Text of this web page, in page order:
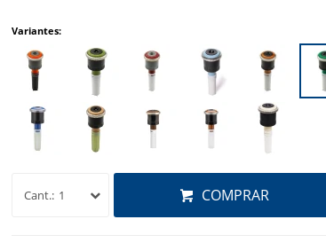
Variantes:
1 COMPRAR